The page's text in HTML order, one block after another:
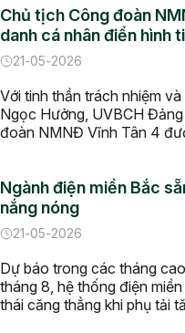
Chủ tịch Công đoàn
danh cá nhân điển hình
21-05-2026
Với tinh thần trách nhiệm
Ngọc Hưởng, UVBCH
đoàn NMNĐ Vĩnh Tân 4
Ngành điện miền Bắc
nắng nóng
21-05-2026
Dự báo trong các tháng
tháng 8, hệ thống điện
thái căng thẳng khi phụ tải